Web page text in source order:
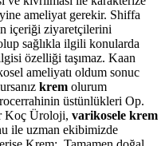
ameliyat gerekir. Shiffa
içeriği ziyaretçilerini
sağlıkla ilgili konularda
özelliği taşımaz. Kaan
ameliyatı oldum sonuc
krem olurum
üstünlükleri Op.
Koç Üroloji, varikosele krem
ile uzman ekibimizde